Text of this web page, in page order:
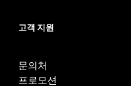
고객 지원
문의처
프로모션